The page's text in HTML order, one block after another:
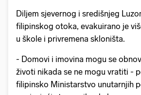
Diljem sjevernog i središnjeg
filipinskog otoka, evakuirano je
u škole i privremena skloništa.
- Domovi i imovina mogu se
životi nikada se ne mogu vratiti -
filipinsko Ministarstvo unutarnjih